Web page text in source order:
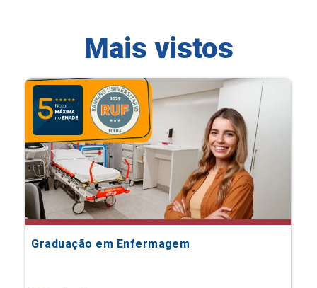
Mais vistos
Graduação em Enfermagem